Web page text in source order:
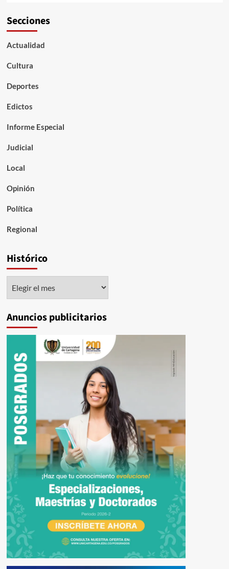
Secciones
Actualidad
Cultura
Deportes
Edictos
Informe Especial
Judicial
Local
Opinión
Política
Regional
Histórico
Anuncios publicitarios